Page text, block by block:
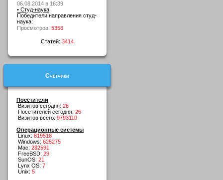
06.08.2014 в 16:39
• Студ-наука
Победители направления студ-
наука:
Просмотров: 5356
Статей: 3414
Счетчики
Посетители
Визитов сегодня: 26
Посетителей сегодня: 26
Визитов всего: 9793110
Операционные системы
Linux: 819518
Windows: 625275
Mac: 282591
FreeBSD: 29
SunOS: 21
Lynx OS: 7
Unix: 5